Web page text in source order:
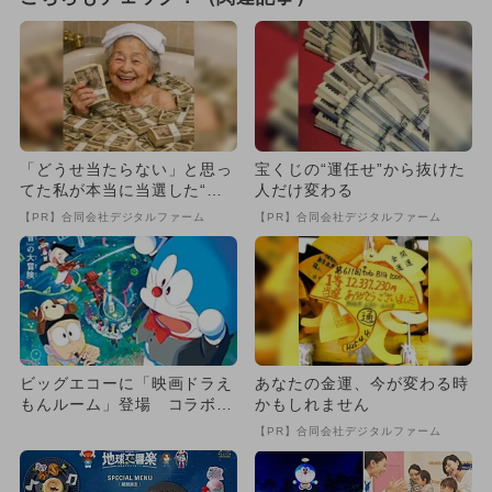
「どうせ当たらない」と思っ
てた私が本当に当選した“買
い方”がこれ
【PR】合同会社デジタルファーム
宝くじの“運任せ”から抜けた
人だけ変わる
【PR】合同会社デジタルファーム
ビッグエコーに「映画ドラえ
もんルーム」登場 コラボド
あなたの金運、今が変わる時
かもしれません
【PR】合同会社デジタルファーム